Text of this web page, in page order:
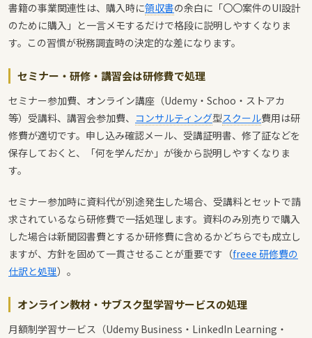
書籍の事業関連性は、購入時に領収書の余白に「〇〇案件のUI設計
のために購入」と一言メモするだけで格段に説明しやすくなりま
す。この習慣が税務調査時の決定的な差になります。
セミナー・研修・講習会は研修費で処理
セミナー参加費、オンライン講座（Udemy・Schoo・ストアカ
等）受講料、講習会参加費、 コンサルティング型スクール費用は研
修費が適切です。申し込み確認メール、受講証明書、修了証などを
保存しておくと、「何を学んだか」が後から説明しやすくなりま
す。
セミナー参加時に資料代が別途発生した場合、受講料とセットで請
求されているなら研修費で一括処理します。資料のみ別売りで購入
した場合は新聞図書費とするか研修費に含めるかどちらでも成立し
ますが、方針を固めて一貫させることが重要です（freee 研修費の
仕訳と処理）。
オンライン教材・サブスク型学習サービスの処理
月額制学習サービス（Udemy Business・LinkedIn Learning・